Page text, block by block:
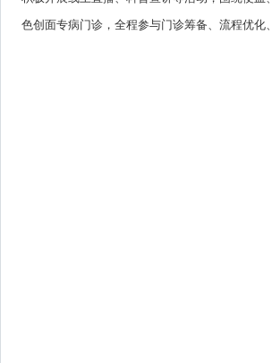
色创面专病门诊，全程参与门诊筹备、流程优